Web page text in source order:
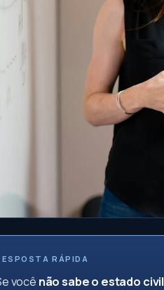
RÁPIDA
você não sabe o estado civil